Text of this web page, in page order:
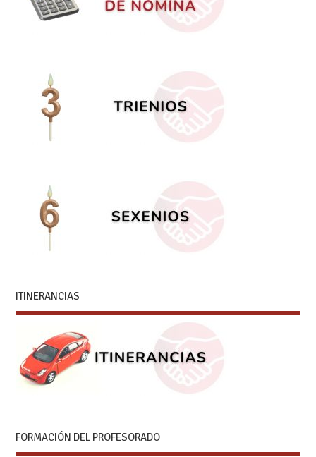
ITINERANCIAS
FORMACIÓN DEL PROFESORADO